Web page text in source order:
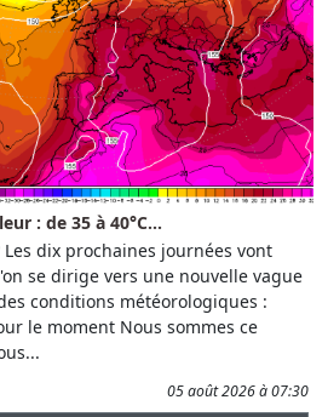
: de 35 à 40°C...
dix prochaines journées vont
se dirige vers une nouvelle vague
conditions météorologiques :
le moment Nous sommes ce
05 août 2026 à 07:30